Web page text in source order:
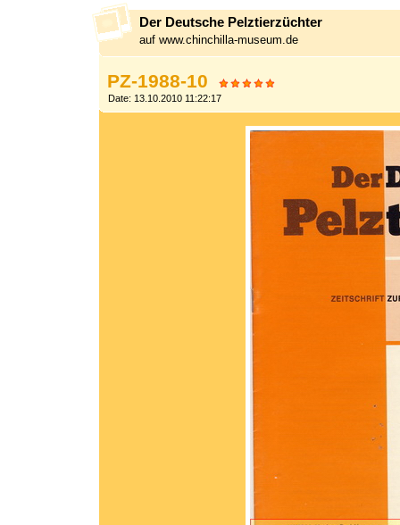
Der Deutsche Pelztierzüchter
auf www.chinchilla-museum.de
PZ-1988-10
Date: 13.10.2010 11:22:17